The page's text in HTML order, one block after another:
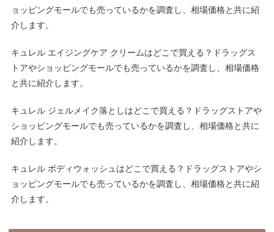
ョッピングモールでも売っているかを調査し、相場価格と共に紹
介します。
キュレル エイジングケア クリームはどこで買える？ドラッグス
トアやショッピングモールでも売っているかを調査し、相場価格
と共に紹介します。
キュレル ジェルメイク落としはどこで買える？ドラッグストアや
ショッピングモールでも売っているかを調査し、相場価格と共に
紹介します。
キュレル ボディウォッシュはどこで買える？ドラッグストアやシ
ョッピングモールでも売っているかを調査し、相場価格と共に紹
介します。